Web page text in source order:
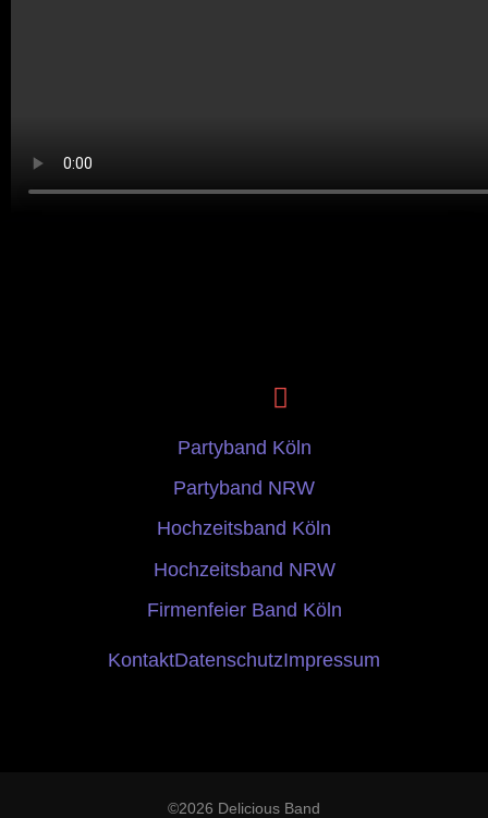
Partyband Köln
Partyband NRW
Hochzeitsband Köln
Hochzeitsband NRW
Firmenfeier Band Köln
KontaktDatenschutzImpressum
©2026 Delicious Band